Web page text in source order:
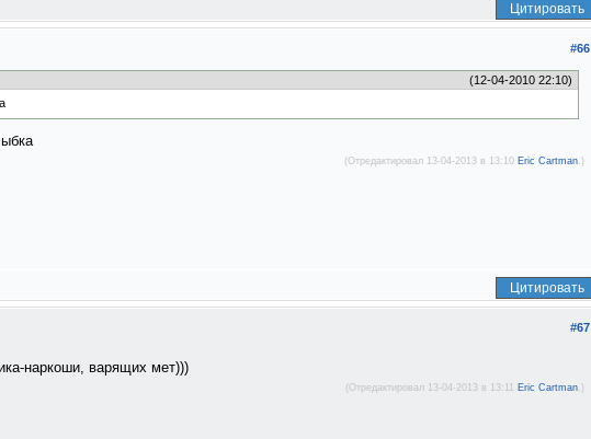
Цитировать
#66
(12-04-2010 22:10)
(Отредактировал 13-04-2013 в 13:10 Eric Cartman .)
Цитировать
#67
наркоши, варящих мет)))
(Отредактировал 13-04-2013 в 13:11 Eric Cartman.)